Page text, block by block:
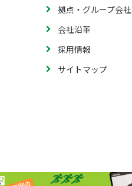
拠点・グループ会社
会社沿革
採用情報
サイトマップ